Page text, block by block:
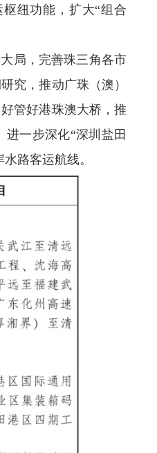
纽功能，扩大“组合
局，完善珠三角各市
究，推动广珠（澳）
管好港珠澳大桥，推
一步深化“深圳盐田
路客运航线。